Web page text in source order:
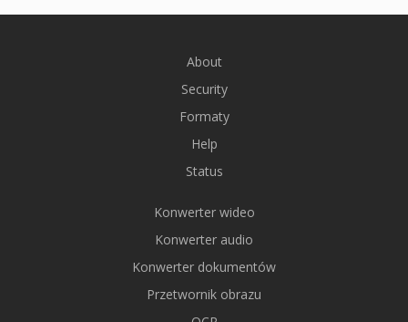
About
Security
Formaty
Help
Status
Konwerter wideo
Konwerter audio
Konwerter dokumentów
Przetwornik obrazu